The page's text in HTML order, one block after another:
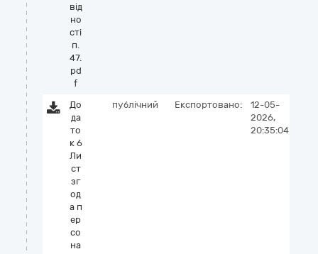
від
но
сті
п.
47.
pd
f
До
да
то
к 6
Ли
ст
зг
од
а п
ер
со
на
публічний Експортовано:
12-05-
2026,
20:35:04